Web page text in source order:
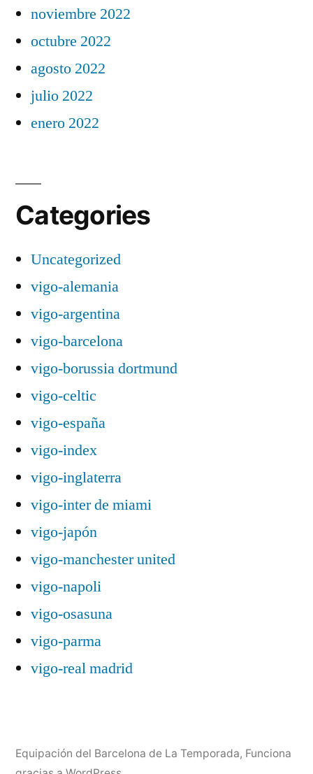
noviembre 2022
octubre 2022
agosto 2022
julio 2022
enero 2022
Categories
Uncategorized
vigo-alemania
vigo-argentina
vigo-barcelona
vigo-borussia dortmund
vigo-celtic
vigo-españa
vigo-index
vigo-inglaterra
vigo-inter de miami
vigo-japón
vigo-manchester united
vigo-napoli
vigo-osasuna
vigo-parma
vigo-real madrid
Equipación del Barcelona de La Temporada, Funciona